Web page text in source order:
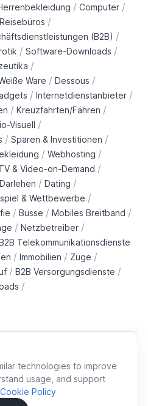
technologies to improve
usage, and support
Policy
/ Computer /
Reisebüros /
(B2B) /
/ Software-Downloads /
/
Ware / Dessous /
/ Internetdienstanbieter /
/ Kreuzfahrten/Fähren /
Visuell /
/ Sparen & Investitionen /
/ Webhosting /
& Video-on-Demand /
Darlehen / Dating /
& Wettbewerbe /
/ Busse / Mobiles Breitband /
/ Netzbetreiber /
Telekommunikationsdienste
/ Immobilien / Züge /
/ B2B Versorgungsdienste /
/
preferences
Privacy policy
conditions